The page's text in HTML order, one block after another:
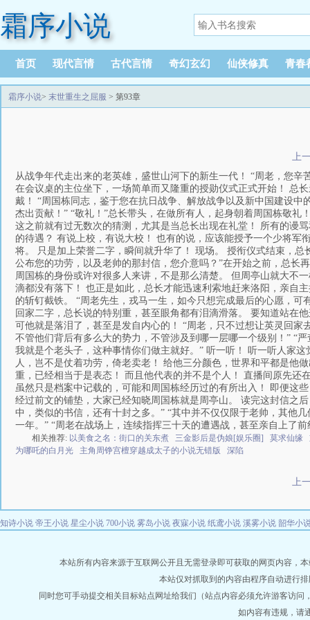
霜序小说
首页 现代言情 古代言情 奇幻玄幻 仙侠修真 青春
霜序小说> 末世重生之屈服 > 第93章
上
从战争年代走出来的老英雄，盛世山河下的新生一代！ “周老，您
在会议桌的主位坐下，一场简单而又隆重的授勋仪式正式开始！ 总
戴！ “周国栋同志，鉴于您在抗日战争、解放战争以及新中国建设
杰出贡献！” “敬礼！”总长带头，在做所有人，起身朝着周国栋敬
这之前就有过无数次的猜测，尤其是当总长出现在礼堂！ 所有的谩
的待遇？ 有说上校，有说大校！ 也有的说，应该能授予一个少将
将。 只是加上荣誉二字，瞬间就升华了！ 现场。 授衔仪式结束，
公布您的功劳，以及老帅的那封信，您介意吗？”在开始之前，总长
周国栋的身份或许对很多人来讲，不是那么清楚。 但周亭山就大不
滴都没有落下！ 也正是如此，总长才能迅速利索地赶来洛阳，亲自
的斩钉截铁。 “周老先生，戎马一生，如今只想完成最后的心愿，
回家二字，总长说的特别重，甚至眼角都有泪滴滑落。 要知道站在
可他就是落泪了，甚至是发自内心的！ “周老，只不过想让英灵回
不管他们背后有多么大的势力，不管涉及到哪一层哪一个级别！”
我就是个老头子，这种事情你们做主就好。” 听一听！ 听一听人家
人，岂不是仗着功劳，倚老卖老！ 给他三分颜色，世界和平都是他
重，已经相当于是表态！ 而且他代表的并不是个人！ 直播间原先
虽然只是档案中记载的，可能和周国栋经历过的有所出入！ 即便
经过前文的铺垫，大家已经知晓周国栋就是周亭山。 读完这封信之
中，类似的书信，还有十封之多。” “其中并不仅仅限于老帅，其他
一年。” “周老在战场上，连续指挥三十天的遭遇战，甚至亲自上了
相关推荐: 以美食之名：街口的关东煮 三金影后是伪娘[娱乐圈] 莫求仙缘
为哪吒的白月光
主角周铮宫檀穿越成太子的小说无错版 深陷
上
知诗小说 帝王小说 星尘小说 700小说 雾岛小说 夜寐小说 纸鸢小说 溪雾小说 韶华小
本站所有内容来源于互联网公开且无需登录即可获取的网页内容，
本站仅对抓取到的内容由程序自动进行
同时您可手动提交相关目标站点网址给我们（站点内容必须允许游客访
如内容有违规，请